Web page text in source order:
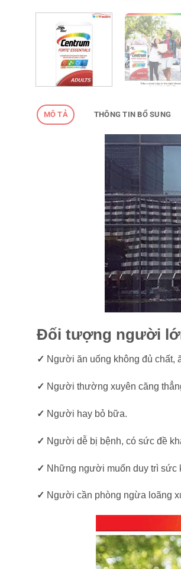
MÔ TẢ THÔNG TIN BỔ SUNG
Đối tượng người
✓ Người ăn uống không đủ chất,
✓ Người thường xuyên căng
✓ Người hay bỏ bữa.
✓ Người dễ bị bệnh, có sức đề
✓ Những người muốn duy trì sức
✓ Người cần phòng ngừa loãng